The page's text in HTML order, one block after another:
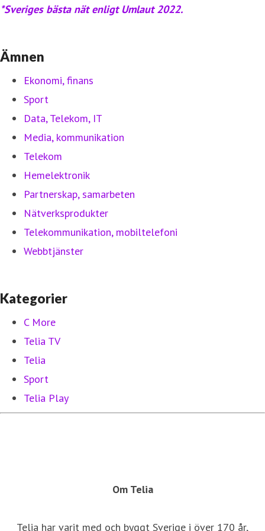
*Sveriges bästa nät enligt Umlaut 2022.
Ämnen
Ekonomi, finans
Sport
Data, Telekom, IT
Media, kommunikation
Telekom
Hemelektronik
Partnerskap, samarbeten
Nätverksprodukter
Telekommunikation, mobiltelefoni
Webbtjänster
Kategorier
C More
Telia TV
Telia
Sport
Telia Play
Om Telia
Telia har varit med och byggt Sverige i över 170 år,